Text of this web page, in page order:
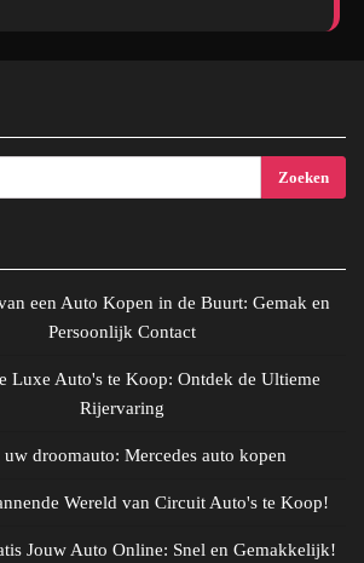
een Auto Kopen in de Buurt: Gemak en
Persoonlijk Contact
Luxe Auto's te Koop: Ontdek de Ultieme
Rijervaring
droomauto: Mercedes auto kopen
Wereld van Circuit Auto's te Koop!
Jouw Auto Online: Snel en Gemakkelijk!